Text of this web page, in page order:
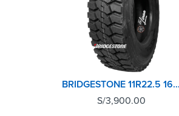
BRIDGESTONE 11R22.5 16 PR L355 POSTERIOR
S/3,900.00